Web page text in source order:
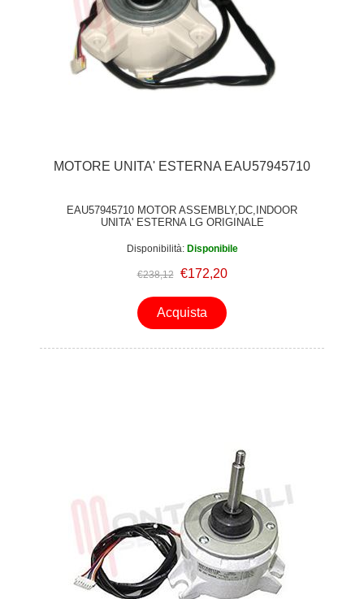
MOTORE UNITA' ESTERNA EAU57945710
EAU57945710 MOTOR ASSEMBLY,DC,INDOOR
UNITA' ESTERNA LG ORIGINALE
Disponibilità: Disponibile
€238,12 €172,20
Acquista